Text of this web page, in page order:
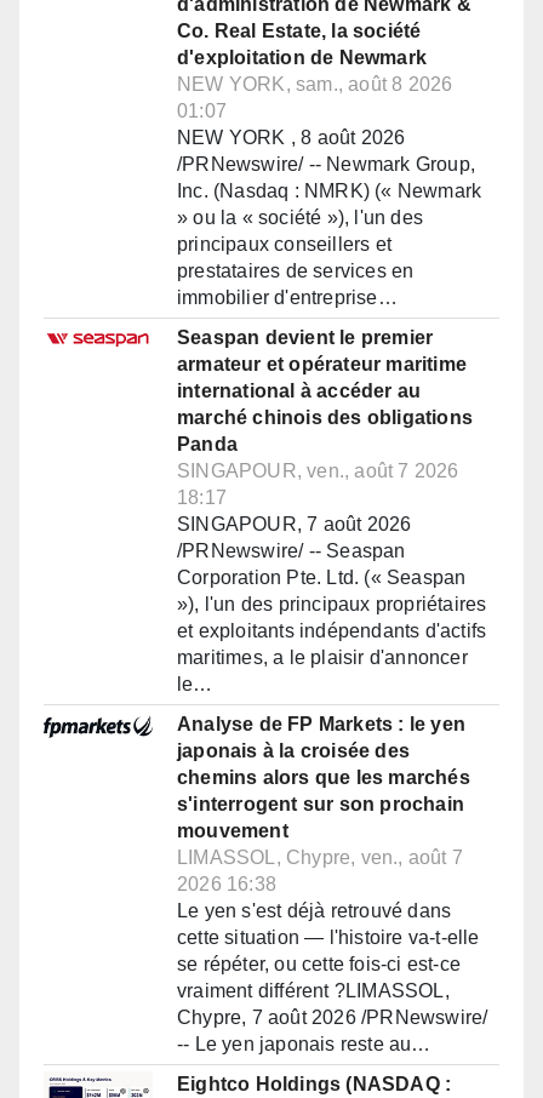
d'administration de Newmark &
Co. Real Estate, la société
d'exploitation de Newmark
NEW YORK, sam., août 8 2026
01:07
NEW YORK , 8 août 2026
/PRNewswire/ -- Newmark Group,
Inc. (Nasdaq : NMRK) (« Newmark
» ou la « société »), l'un des
principaux conseillers et
prestataires de services en
immobilier d'entreprise…
Seaspan devient le premier
armateur et opérateur maritime
international à accéder au
marché chinois des obligations
Panda
SINGAPOUR, ven., août 7 2026
18:17
SINGAPOUR, 7 août 2026
/PRNewswire/ -- Seaspan
Corporation Pte. Ltd. (« Seaspan
»), l'un des principaux propriétaires
et exploitants indépendants d'actifs
maritimes, a le plaisir d'annoncer
le…
Analyse de FP Markets : le yen
japonais à la croisée des
chemins alors que les marchés
s'interrogent sur son prochain
mouvement
LIMASSOL, Chypre, ven., août 7
2026 16:38
Le yen s'est déjà retrouvé dans
cette situation — l'histoire va-t-elle
se répéter, ou cette fois-ci est-ce
vraiment différent ?LIMASSOL,
Chypre, 7 août 2026 /PRNewswire/
-- Le yen japonais reste au…
Eightco Holdings (NASDAQ :